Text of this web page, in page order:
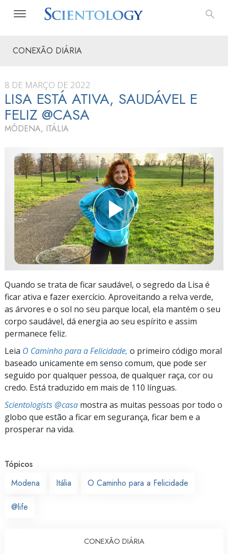
CONEXÃO DIÁRIA
8 DE MARÇO DE 2022
LISA ESTÁ ATIVA, SAUDÁVEL E
FELIZ @CASA
MÓDENA, ITÁLIA
Quando se trata de ficar saudável, o segredo da Lisa é
ficar ativa e fazer exercício. Aproveitando a relva verde,
as árvores e o sol no seu parque local, ela mantém o seu
corpo saudável, dá energia ao seu espírito e assim
permanece feliz.
Leia O Caminho para a Felicidade, o primeiro código moral
baseado unicamente em senso comum, que pode ser
seguido por qualquer pessoa, de qualquer raça, cor ou
credo. Está traduzido em mais de 110 línguas.
Scientologists @casa mostra as muitas pessoas por todo o
globo que estão a ficar em segurança, ficar bem e a
prosperar na vida.
Tópicos
Modena
Itália O Caminho para a Felicidade
@life
CONEXÃO DIÁRIA